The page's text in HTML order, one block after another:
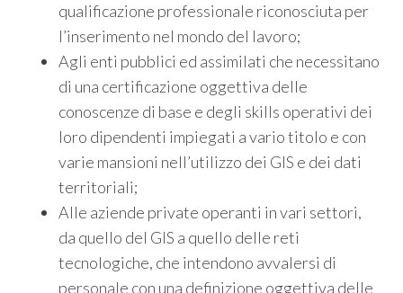
qualificazione professionale riconosciuta per
l’inserimento nel mondo del lavoro;
Agli enti pubblici ed assimilati che necessitano
di una certificazione oggettiva delle
conoscenze di base e degli skills operativi dei
loro dipendenti impiegati a vario titolo e con
varie mansioni nell’utilizzo dei GIS e dei dati
territoriali;
Alle aziende private operanti in vari settori,
da quello del GIS a quello delle reti
tecnologiche, che intendono avvalersi di
personale con una definizione oggettiva delle